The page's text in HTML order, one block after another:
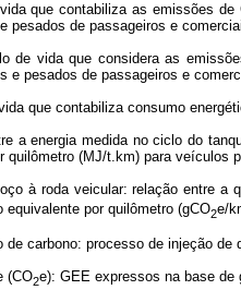
que contabiliza as emissões
pesados de passageiros e
de vida que considera as
e pesados de passageiros e
que contabiliza consumo
a energia medida no ciclo do
quilômetro (MJ/t.km) para veículos
à roda veicular: relação entre a
por quilômetro (gCO2e/
carbono: processo de injeção
(CO2e): GEE expressos na base de